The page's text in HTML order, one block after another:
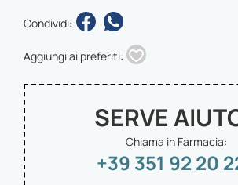
Condividi:
Aggiungi ai preferiti:
SERVE
Chiama in Farmacia:
+39 351 92 20